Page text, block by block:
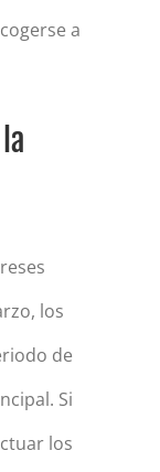
a
los
de
Si
los